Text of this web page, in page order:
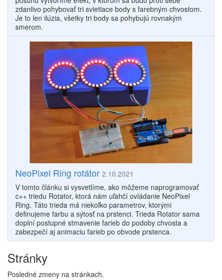
zdanlivo pohybovať tri svietiace body s farebným chvostom.
Je to len ilúzia, všetky tri body sa pohybujú rovnakým
smerom.
NeoPixel Ring rotátor 2.10.2021
V tomto článku si vysvetlíme, ako môžeme naprogramovať
c++ triedu Rotator, ktorá nám uľahčí ovládanie NeoPixel
Ring. Táto trieda má niekoľko parametrov, ktorými
definujeme farbu a sýtosť na prstenci. Trieda Rotator sama
doplní postupné stmavenie farieb do podoby chvosta a
zabezpečí aj animaciu farieb po obvode prstenca.
Stránky
Posledné zmeny na stránkach.